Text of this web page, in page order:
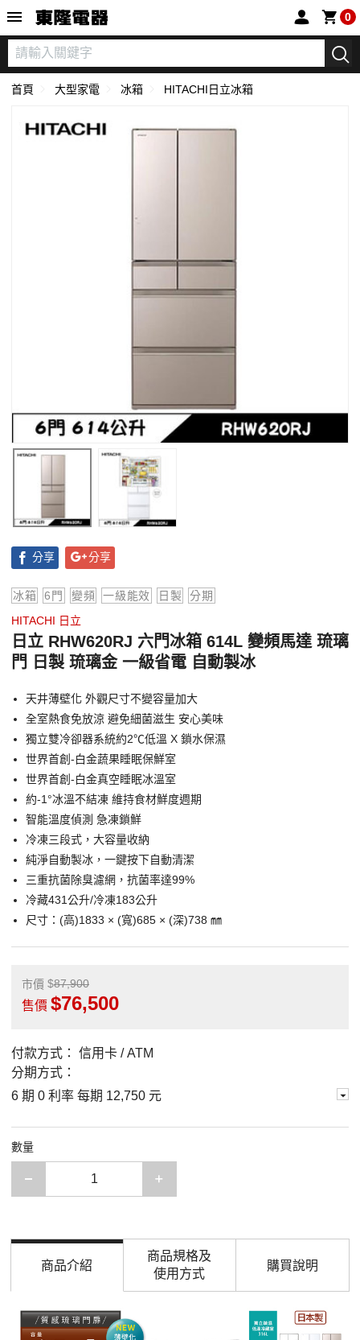
0
首頁 大型家電 冰箱 HITACHI日立冰箱
分享 分享
冰箱 6門 變頻 一級能效 日製
分期
HITACHI 日立
日立 RHW620RJ 六門冰箱 614L 變頻馬達 琉璃
門 日製 琉璃金 一級省電 自動製冰
天井薄壁化 外觀尺寸不變容量加大
全室熱食免放涼 避免細菌滋生 安心美味
獨立雙冷卻器系統約2℃低溫 X 鎖水保濕
世界首創-白金蔬果睡眠保鮮室
世界首創-白金真空睡眠冰溫室
約-1°冰溫不結凍 維持食材鮮度週期
智能溫度偵測 急凍鎖鮮
冷凍三段式，大容量收納
純淨自動製冰，一鍵按下自動清潔
三重抗菌除臭濾網，抗菌率達99%
冷藏431公升/冷凍183公升
尺寸：(高)1833 × (寬)685 × (深)738 ㎜
市價 87,900
售價 76,500
付款方式：
信用卡 / ATM
分期方式：
6 期 0 利率 每期 12,750 元
數量
減少一項
商品介紹
商品規格及
使用方式
購買說明